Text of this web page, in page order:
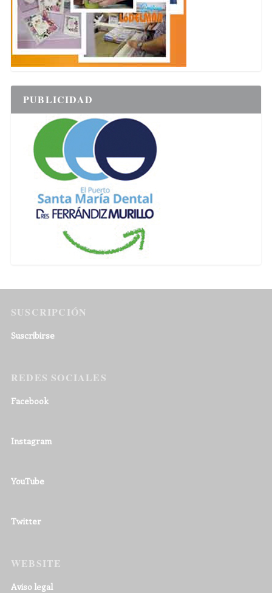
PUBLICIDAD
SUSCRIPCIÓN
Suscribirse
REDES SOCIALES
Facebook
Instagram
YouTube
Twitter
WEBSITE
Aviso legal